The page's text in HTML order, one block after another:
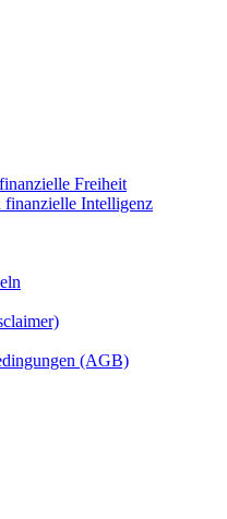
Freiheit
Intelligenz
(AGB)